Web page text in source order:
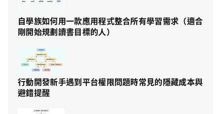
自學族如何用一款應用程式整合所有學習需求（適合
剛開始規劃讀書目標的人）
行動開發新手遇到平台權限問題時常見的隱藏成本與
避錯提醒